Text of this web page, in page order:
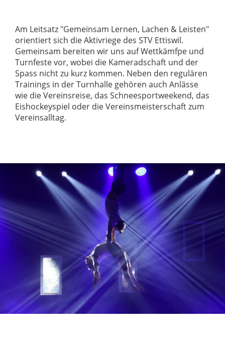
Am Leitsatz "Gemeinsam Lernen, Lachen & Leisten"
orientiert sich die Aktivriege des STV Ettiswil.
Gemeinsam bereiten wir uns auf Wettkämfpe und
Turnfeste vor, wobei die Kameradschaft und der
Spass nicht zu kurz kommen. Neben den regulären
Trainings in der Turnhalle gehören auch Anlässe
wie die Vereinsreise, das Schneesportweekend, das
Eishockeyspiel oder die Vereinsmeisterschaft zum
Vereinsalltag.